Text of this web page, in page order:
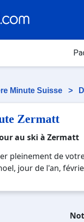
Minute Suisse >
Zermatt
au ski à Zermatt
pleinement de
jour de l'an,
un week-end ou